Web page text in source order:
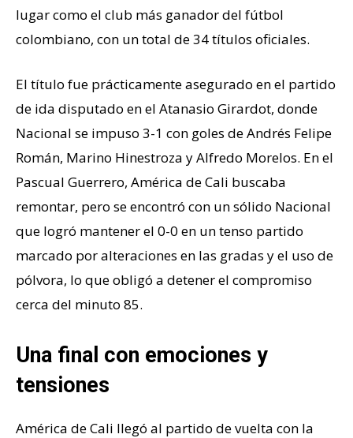
lugar como el club más ganador del fútbol
colombiano, con un total de 34 títulos oficiales.
El título fue prácticamente asegurado en el partido
de ida disputado en el Atanasio Girardot, donde
Nacional se impuso 3-1 con goles de Andrés Felipe
Román, Marino Hinestroza y Alfredo Morelos. En el
Pascual Guerrero, América de Cali buscaba
remontar, pero se encontró con un sólido Nacional
que logró mantener el 0-0 en un tenso partido
marcado por alteraciones en las gradas y el uso de
pólvora, lo que obligó a detener el compromiso
cerca del minuto 85.
Una final con emociones y
tensiones
América de Cali llegó al partido de vuelta con la